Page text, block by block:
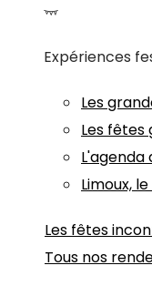
Expériences
Les
Les fêtes
L'agenda
Limoux,
Les fêtes
Tous nos